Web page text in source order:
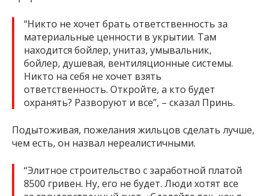
“Никто не хочет брать ответственность за
материальные ценности в укрытии. Там
находится бойлер, унитаз, умывальник,
бойлер, душевая, вентиляционные системы.
Никто на себя не хочет взять
ответственность. Откройте, а кто будет
охранять? Разворуют и все”, – сказал Принь.
Подытоживая, пожелания жильцов сделать лучше,
чем есть, он назвал нереалистичными.
“Элитное строительство с заработной платой
8500 гривен. Ну, его не будет. Люди хотят все